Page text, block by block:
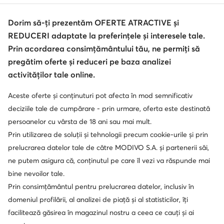
Sneakers de damă Pepe Jeans-Cum
îi port?
Poţi purta perechea preferată de sneakers cu piese
vestimentare exclusiv sport, dar îi poţi combina şi cu
outfit-ului tău, indiferent de context sau eveniment.
© epantofi.ro 2026
Regulament
Modifică setările
Politica de confidențialitate
Protecția datelor
Soluționarea alternativă a litigilor
Soluționarea online a litigilor
Dorim să-ți prezentăm OFERTE ATRACTIVE și
REDUCERI adaptate la preferințele și interesele tale.
Prin acordarea consimțământului tău, ne permiți să
pregătim oferte și reduceri pe baza analizei
activităților tale online.
Aceste oferte și conținuturi pot afecta în mod semnificativ
deciziile tale de cumpărare - prin urmare, oferta este destinată
persoanelor cu vârsta de 18 ani sau mai mult.
Prin utilizarea de soluții și tehnologii precum cookie-urile și prin
prelucrarea datelor tale de către MODIVO S.A. și partenerii săi,
ne putem asigura că, conținutul pe care îl vezi va răspunde mai
bine nevoilor tale.
Prin consimțământul pentru prelucrarea datelor, inclusiv în
domeniul profilării, al analizei de piață și al statisticilor, îți
facilitează găsirea în magazinul nostru a ceea ce cauți și ai